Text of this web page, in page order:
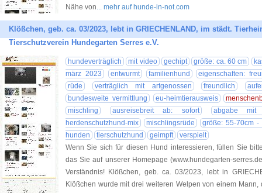
Nähe von... mehr auf hunde-in-not.com
Klößchen, geb. ca. 03/2023, lebt in GRIECHENLAND, im städt.
Tierschutzverein Hundegarten Serres e.V.
hundeverträglich mit video gechipt größe: ca. 60 cm
märz 2023
entwurmt familienhund
eigenschaften:
rüde
verträglich mit artgenossen freundlich
bundesweite vermittlung
eu-heimtierausweis
mischling
ausreisebreit ab: sofort
abgabe mit
herdenschutzhund-mix
mischlingsrüde
größe: 55-70cm -
hunden
tierschutzhund geimpft
verspielt
Wenn Sie sich für diesen Hund interessieren, füllen Sie
das Sie auf unserer Homepage (www.hundegarten-
Verständnis! Klößchen, geb. ca. 03/2023, lebt in
Klößchen wurde mit drei weiteren Welpen von einem Mann,